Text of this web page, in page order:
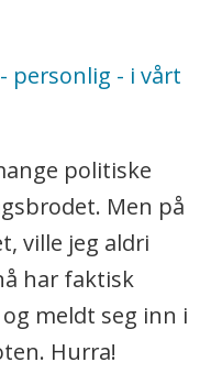
personlig - i vårt
politiske
Men på
ville jeg aldri
har faktisk
meldt seg inn i
Hurra!